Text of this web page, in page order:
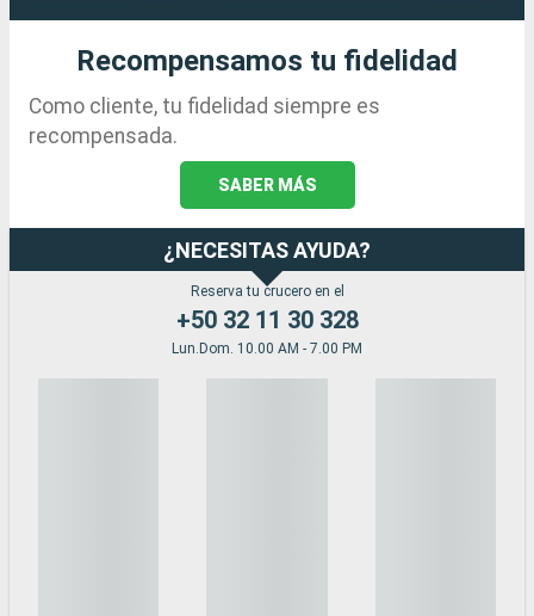
Recompensamos tu fidelidad
Como cliente, tu fidelidad siempre es
recompensada.
SABER MÁS
¿NECESITAS AYUDA?
Reserva tu crucero en el
+50 32 11 30 328
Lun.Dom. 10.00 AM - 7.00 PM